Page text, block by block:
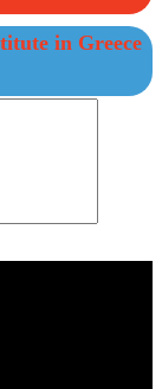
in Greece